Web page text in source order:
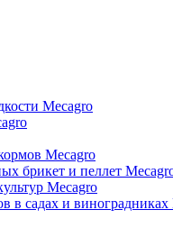
Mecagro
Mecagro
брикет и пеллет
Mecagro
в садах и виноградниках